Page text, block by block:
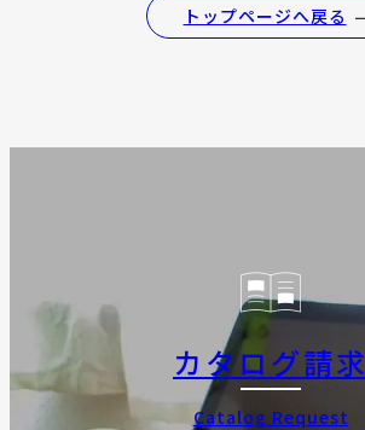
トップページへ戻る
カタログ請求
Catalog Request